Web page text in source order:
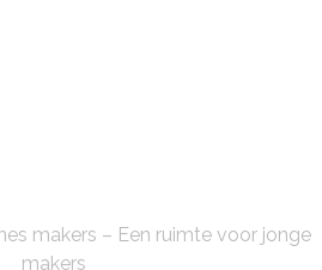
makers – Een ruimte voor jonge
makers